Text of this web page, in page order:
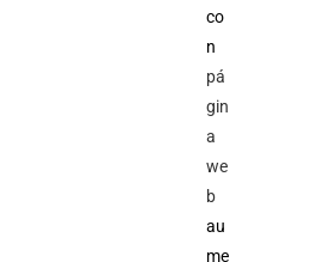
co
n
pá
gin
a
we
b
au
me